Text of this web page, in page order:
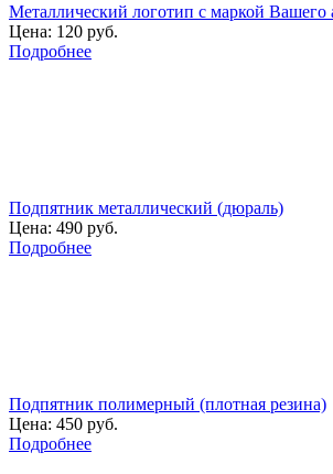
Металлический логотип с маркой Вашего
Цена: 120 руб.
Подробнее
Подпятник металлический (дюраль)
Цена: 490 руб.
Подробнее
Подпятник полимерный (плотная резина)
Цена: 450 руб.
Подробнее